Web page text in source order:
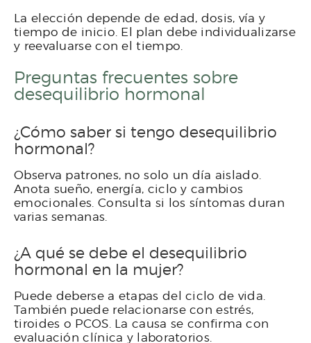
La elección depende de edad, dosis, vía y
tiempo de inicio. El plan debe individualizarse
y reevaluarse con el tiempo.
Preguntas frecuentes sobre
desequilibrio hormonal
¿Cómo saber si tengo desequilibrio
hormonal?
Observa patrones, no solo un día aislado.
Anota sueño, energía, ciclo y cambios
emocionales. Consulta si los síntomas duran
varias semanas.
¿A qué se debe el desequilibrio
hormonal en la mujer?
Puede deberse a etapas del ciclo de vida.
También puede relacionarse con estrés,
tiroides o PCOS. La causa se confirma con
evaluación clínica y laboratorios.